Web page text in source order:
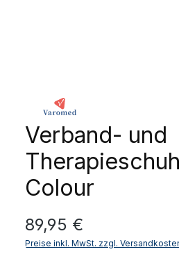
Verband- und
Colour
Regulärer Preis:
89,95 €
Preise inkl. MwSt. zzgl.